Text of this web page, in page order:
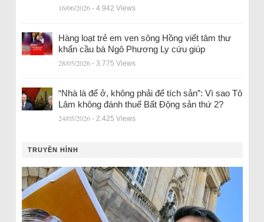
16/06/2026 - 4.942 Views
Hàng loạt trẻ em ven sông Hồng viết tâm thư
khẩn cầu bà Ngô Phương Ly cứu giúp
28/05/2026 - 3.775 Views
“Nhà là để ở, không phải để tích sản”: Vì sao Tô
Lâm không đánh thuế Bất Động sản thứ 2?
24/05/2026 - 2.425 Views
TRUYỀN HÌNH